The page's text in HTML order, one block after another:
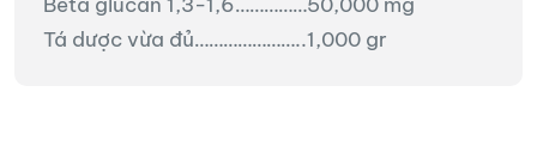
Tá dược vừa đủ…………………..1,000 gr